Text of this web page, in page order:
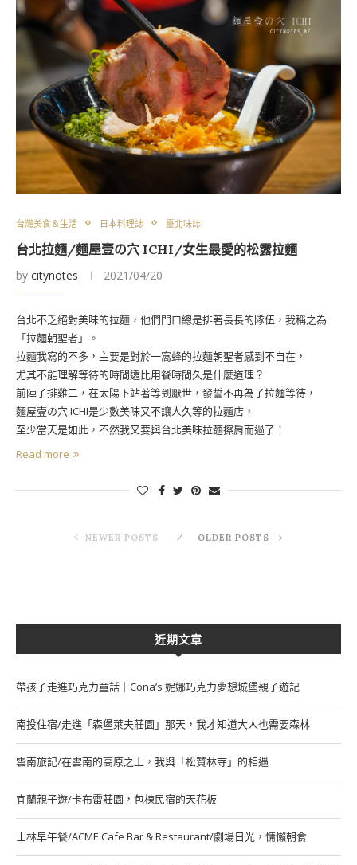
台灣美食＆生活 日本料理誌 臺北味誌
台北拉麵/麵屋壹の穴 ICHI/女生最愛的松露拉麵
by citynotes 2021/04/20
台北不乏絕對美味的拉麵，他們門口總是排著長長的隊伍，我稱之為
「拉麵朝聖者」。
拉麵我寫的不多，主要是對於一窩蜂的拉麵朝聖者感到不自在，
尤其不能理解等待的時間遠比用餐時間久是什麼道理？
前陣子排雞二，在太陽下站著等到厭世，發誓不再為了拉麵等待，
麵屋壹の穴 ICHI是少數美味又不讓人久等的拉麵店，
至少當天是如此，不然我又要與台北美味拉麵擦肩而過了！
Read more
NEWER POSTS OLDER POSTS
近期文章
帶孩子走進巧克力童話｜Cona’s 妮娜巧克力夢想城堡親子遊記
南投住宿/走進「森堡萊夫莊園」那天，我才知道大人也需要森林
雲南旅記/在雲南的高原之上，我與「松贊林寺」的相遇
宜蘭親子遊/卡布雷莊園，包棟民宿的天花板
士林早午餐/ACME Cafe Bar & Restaurant/劇場日光，慵懶朝食